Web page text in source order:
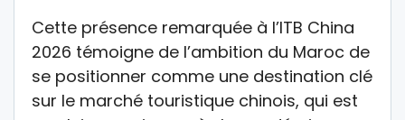
Cette présence remarquée à l’ITB China
2026 témoigne de l’ambition du Maroc de
se positionner comme une destination clé
sur le marché touristique chinois, qui est